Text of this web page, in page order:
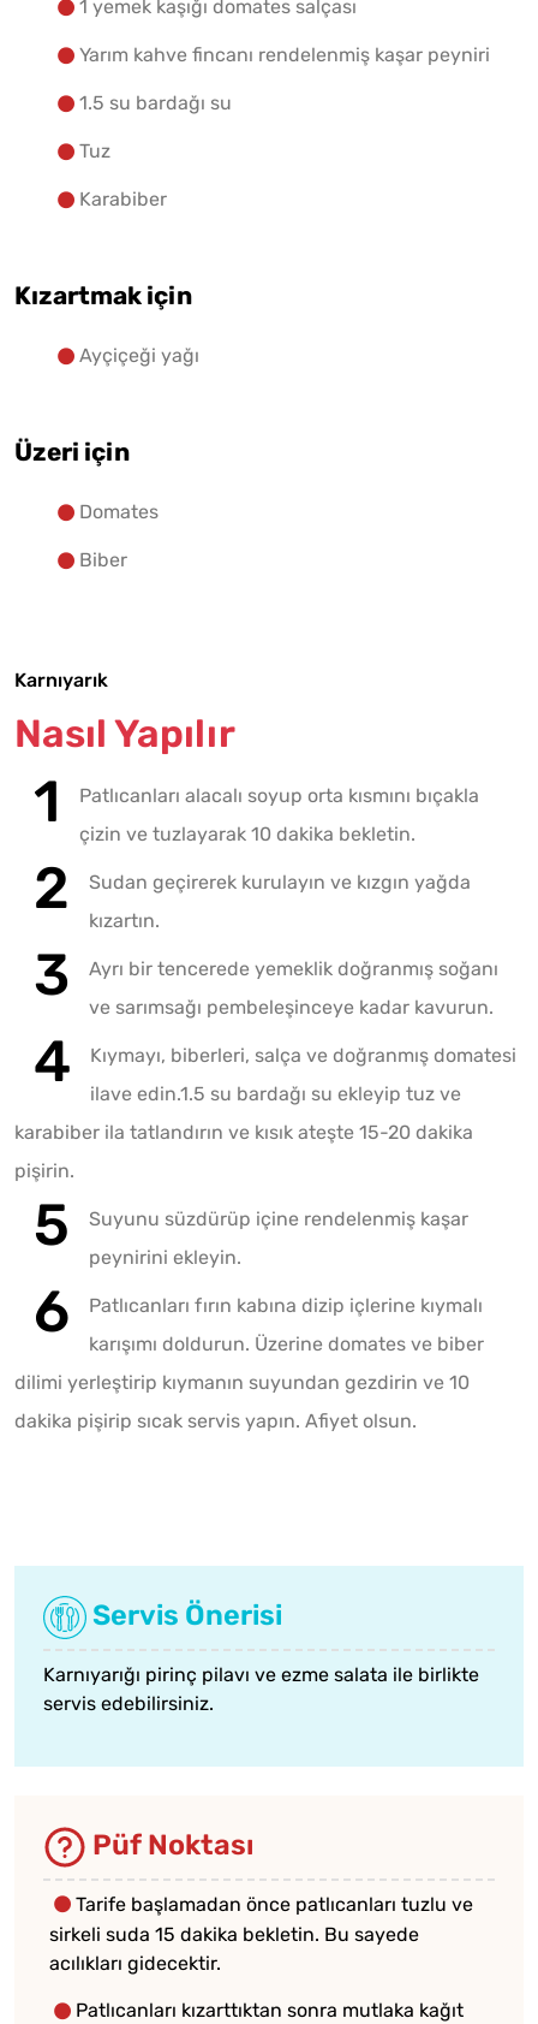
1 yemek kaşığı domates salçası
Yarım kahve fincanı rendelenmiş kaşar peyniri
1.5 su bardağı su
Tuz
Karabiber
Kızartmak için
Ayçiçeği yağı
Üzeri için
Domates
Biber
Karnıyarık
Nasıl Yapılır
Patlıcanları alacalı soyup orta kısmını bıçakla
çizin ve tuzlayarak 10 dakika bekletin.
Sudan geçirerek kurulayın ve kızgın yağda
kızartın.
Ayrı bir tencerede yemeklik doğranmış soğanı
ve sarımsağı pembeleşinceye kadar kavurun.
Kıymayı, biberleri, salça ve doğranmış domatesi
ilave edin.1.5 su bardağı su ekleyip tuz ve
karabiber ila tatlandırın ve kısık ateşte 15-20 dakika
pişirin.
Suyunu süzdürüp içine rendelenmiş kaşar
peynirini ekleyin.
Patlıcanları fırın kabına dizip içlerine kıymalı
karışımı doldurun. Üzerine domates ve biber
dilimi yerleştirip kıymanın suyundan gezdirin ve 10
dakika pişirip sıcak servis yapın. Afiyet olsun.
Servis Önerisi
Karnıyarığı pirinç pilavı ve ezme salata ile birlikte
servis edebilirsiniz.
Püf Noktası
Tarife başlamadan önce patlıcanları tuzlu ve
sirkeli suda 15 dakika bekletin. Bu sayede
acılıkları gidecektir.
Patlıcanları kızarttıktan sonra mutlaka kağıt